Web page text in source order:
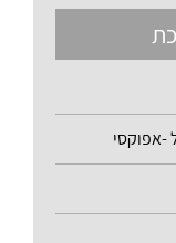
-אפוקסי